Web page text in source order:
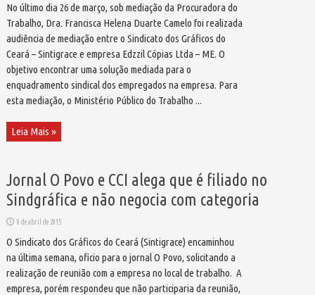
No último dia 26 de março, sob mediação da Procuradora do
Trabalho, Dra. Francisca Helena Duarte Camelo foi realizada
audiência de mediação entre o Sindicato dos Gráficos do
Ceará – Sintigrace e empresa Edzzil Cópias Ltda – ME. O
objetivo encontrar uma solução mediada para o
enquadramento sindical dos empregados na empresa. Para
esta mediação, o Ministério Público do Trabalho ...
Leia Mais »
Jornal O Povo e CCI alega que é filiado no
Sindgráfica e não negocia com categoria
8 de abril de 2015
O Sindicato dos Gráficos do Ceará (Sintigrace) encaminhou
na última semana, oficio para o jornal O Povo, solicitando a
realização de reunião com a empresa no local de trabalho. A
empresa, porém respondeu que não participaria da reunião,